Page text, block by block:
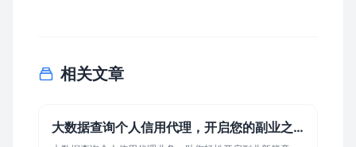
相关文章
大数据查询个人信用代理，开启您的副业之路...